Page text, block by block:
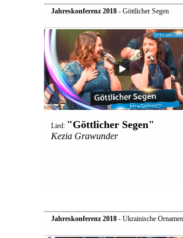
Jahreskonferenz 2018- Göttlicher Segen
Lied: "Göttlicher Segen"
Kezia Grawunder
Jahreskonferenz 2018- Ukrainische